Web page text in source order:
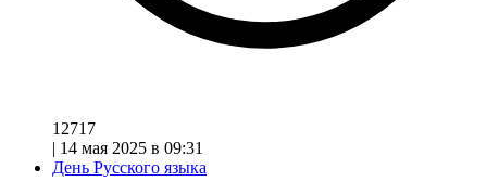
12717
| 14 мая 2025 в 09:31
День Русского языка